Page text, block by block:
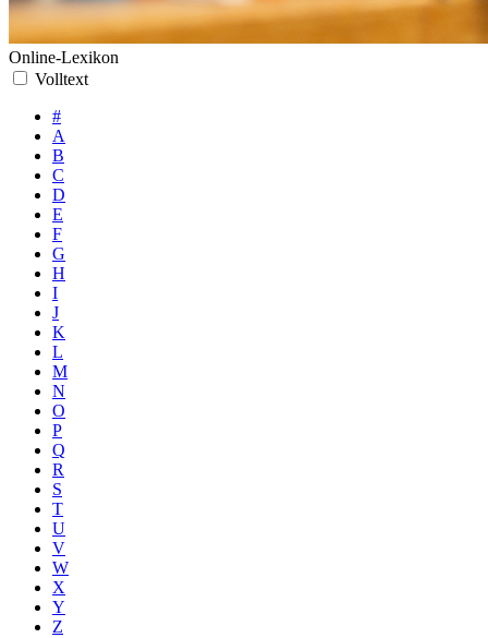
Online-Lexikon
Volltext
#
A
B
C
D
E
F
G
H
I
J
K
L
M
N
O
P
Q
R
S
T
U
V
W
X
Y
Z